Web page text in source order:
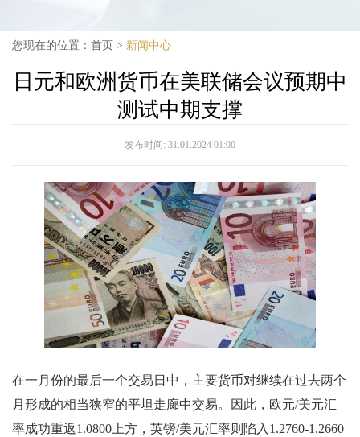
您现在的位置： 首页 > 新闻中心
日元和欧洲货币在美联储会议预期中
测试中期支撑
发布时间: 31.01.2024 01:00
在一月份的最后一个交易日中，主要货币对继续在过去两个
月形成的相当狭窄的平坦走廊中交易。因此，欧元/美元汇
率成功重返1.0800上方，英镑/美元汇率则陷入1.2760-1.2660